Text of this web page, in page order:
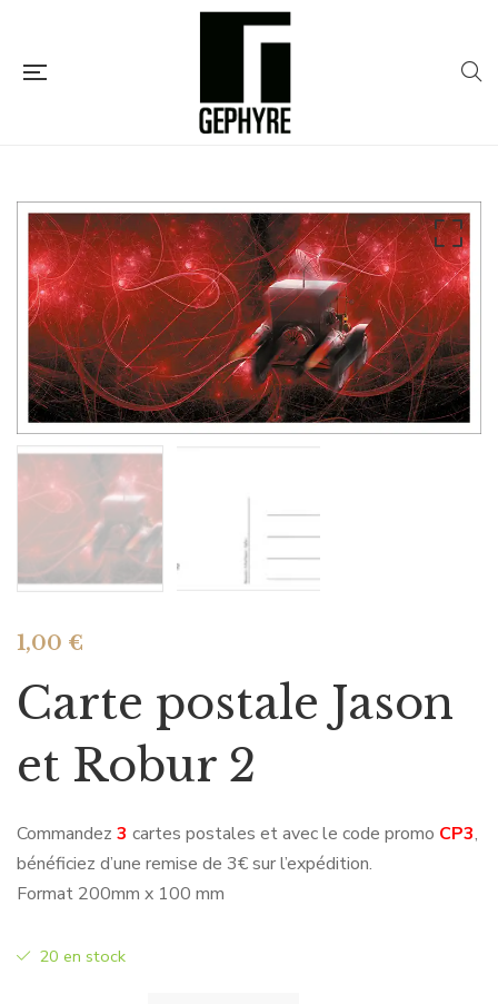
1,00 €
Carte postale Jason
et Robur 2
Commandez 3 cartes postales et avec le code promo CP3,
bénéficiez d’une remise de 3€ sur l’expédition.
Format 200mm x 100 mm
20 en stock